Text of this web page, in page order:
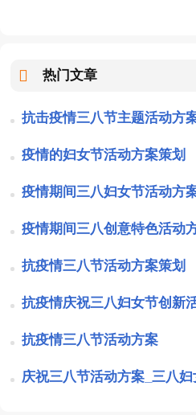
热门文章
抗击疫情三八节主题活动方
疫情的妇女节活动方案策划
疫情期间三八妇女节活动方
疫情期间三八创意特色活动
抗疫情三八节活动方案策划
抗疫情庆祝三八妇女节创新
抗疫情三八节活动方案
庆祝三八节活动方案_三八